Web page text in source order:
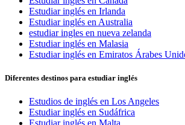
Estudiar inglés en Irlanda
Estudiar inglés en Australia
estudiar ingles en nueva zelanda
Estudiar inglés en Malasia
Estudiar inglés en Emiratos Árabes
Diferentes destinos para estudiar inglés
Estudios de inglés en Los Angeles
Estudiar inglés en Sudáfrica